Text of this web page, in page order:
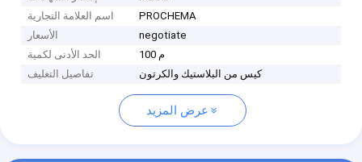
اسم العلامة التجارية
PROCHEMA
الأسعار
negotiate
الحد الأدنى لكمية
100 م
تفاصيل التغليف
كيس من البلاستيك والكرتون
عرض المزيد